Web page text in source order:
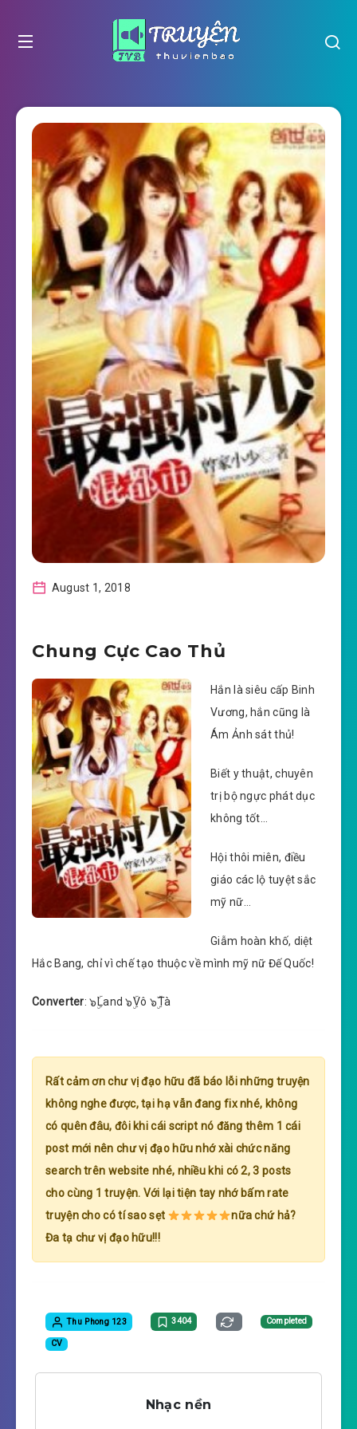
August 1, 2018
Chung Cực Cao Thủ
Hắn là siêu cấp Binh
Vương, hắn cũng là
Ám Ảnh sát thủ!
Biết y thuật, chuyên
trị bộ ngực phát dục
không tốt…
Hội thôi miên, điều
giáo các lộ tuyệt sắc
mỹ nữ…
Giẫm hoàn khố, diệt
Hắc Bang, chỉ vì chế tạo thuộc về mình mỹ nữ Đế Quốc!
Converter: ๖ۣۜLand ๖ۣۜVô ๖ۣۜTà
Rất cảm ơn chư vị đạo hữu đã báo lỗi những truyện
không nghe được, tại hạ vẫn đang fix nhé, không
có quên đâu, đôi khi cái script nó đăng thêm 1 cái
post mới nên chư vị đạo hữu nhớ xài chức năng
search trên website nhé, nhiều khi có 2, 3 posts
cho cùng 1 truyện. Với lại tiện tay nhớ bấm rate
truyện cho có tí sao sẹt
nữa chứ hả?
Đa tạ chư vị đạo hữu!!!
Thu Phong 123 3404 Completed
CV
Nhạc nền